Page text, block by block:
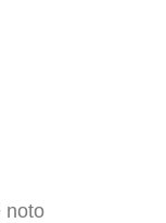
noto